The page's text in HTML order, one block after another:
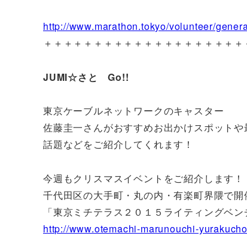
http://www.marathon.tokyo/volunteer/
＋＋＋＋＋＋＋＋＋＋＋＋＋＋＋＋＋＋＋
JUMI☆さと Go!!
東京ケーブルネットワークのキャスター
佐藤圭一さんがおすすめお出かけスポット
話題などをご紹介してくれます！
今週もクリスマスイベントをご紹介します！
千代田区の大手町・丸の内・有楽町界隈で開
「東京ミチテラス２０１５ライティングベン
http://www.otemachi-marunouchi-